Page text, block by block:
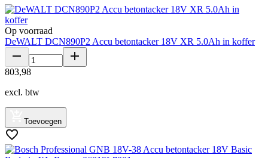
Op voorraad
DeWALT DCN890P2 Accu betontacker 18V XR 5.0Ah in koffer
803,98
excl. btw
Toevoegen